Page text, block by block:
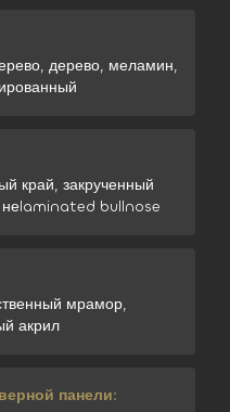
дерево, меламин,
край, закрученный
неlaminated bullnose
мрамор,
акрил
панели: